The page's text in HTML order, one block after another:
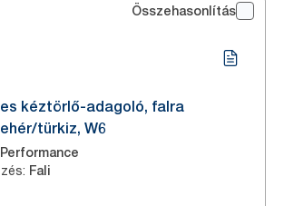
Összehasonlítás
kéztörlő-adagoló, falra
türkiz, W6
Performance
: Fali